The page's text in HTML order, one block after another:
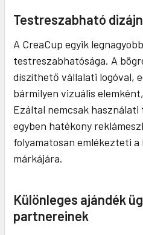
Testreszabható dizájn
A CreaCup egyik
testreszabhatósága. A
díszíthető vállalati logóval,
bármilyen vizuális
Ezáltal nemcsak használati
egyben hatékony
folyamatosan emlékezteti
márkájára.
Különleges ajándék
partnereinek